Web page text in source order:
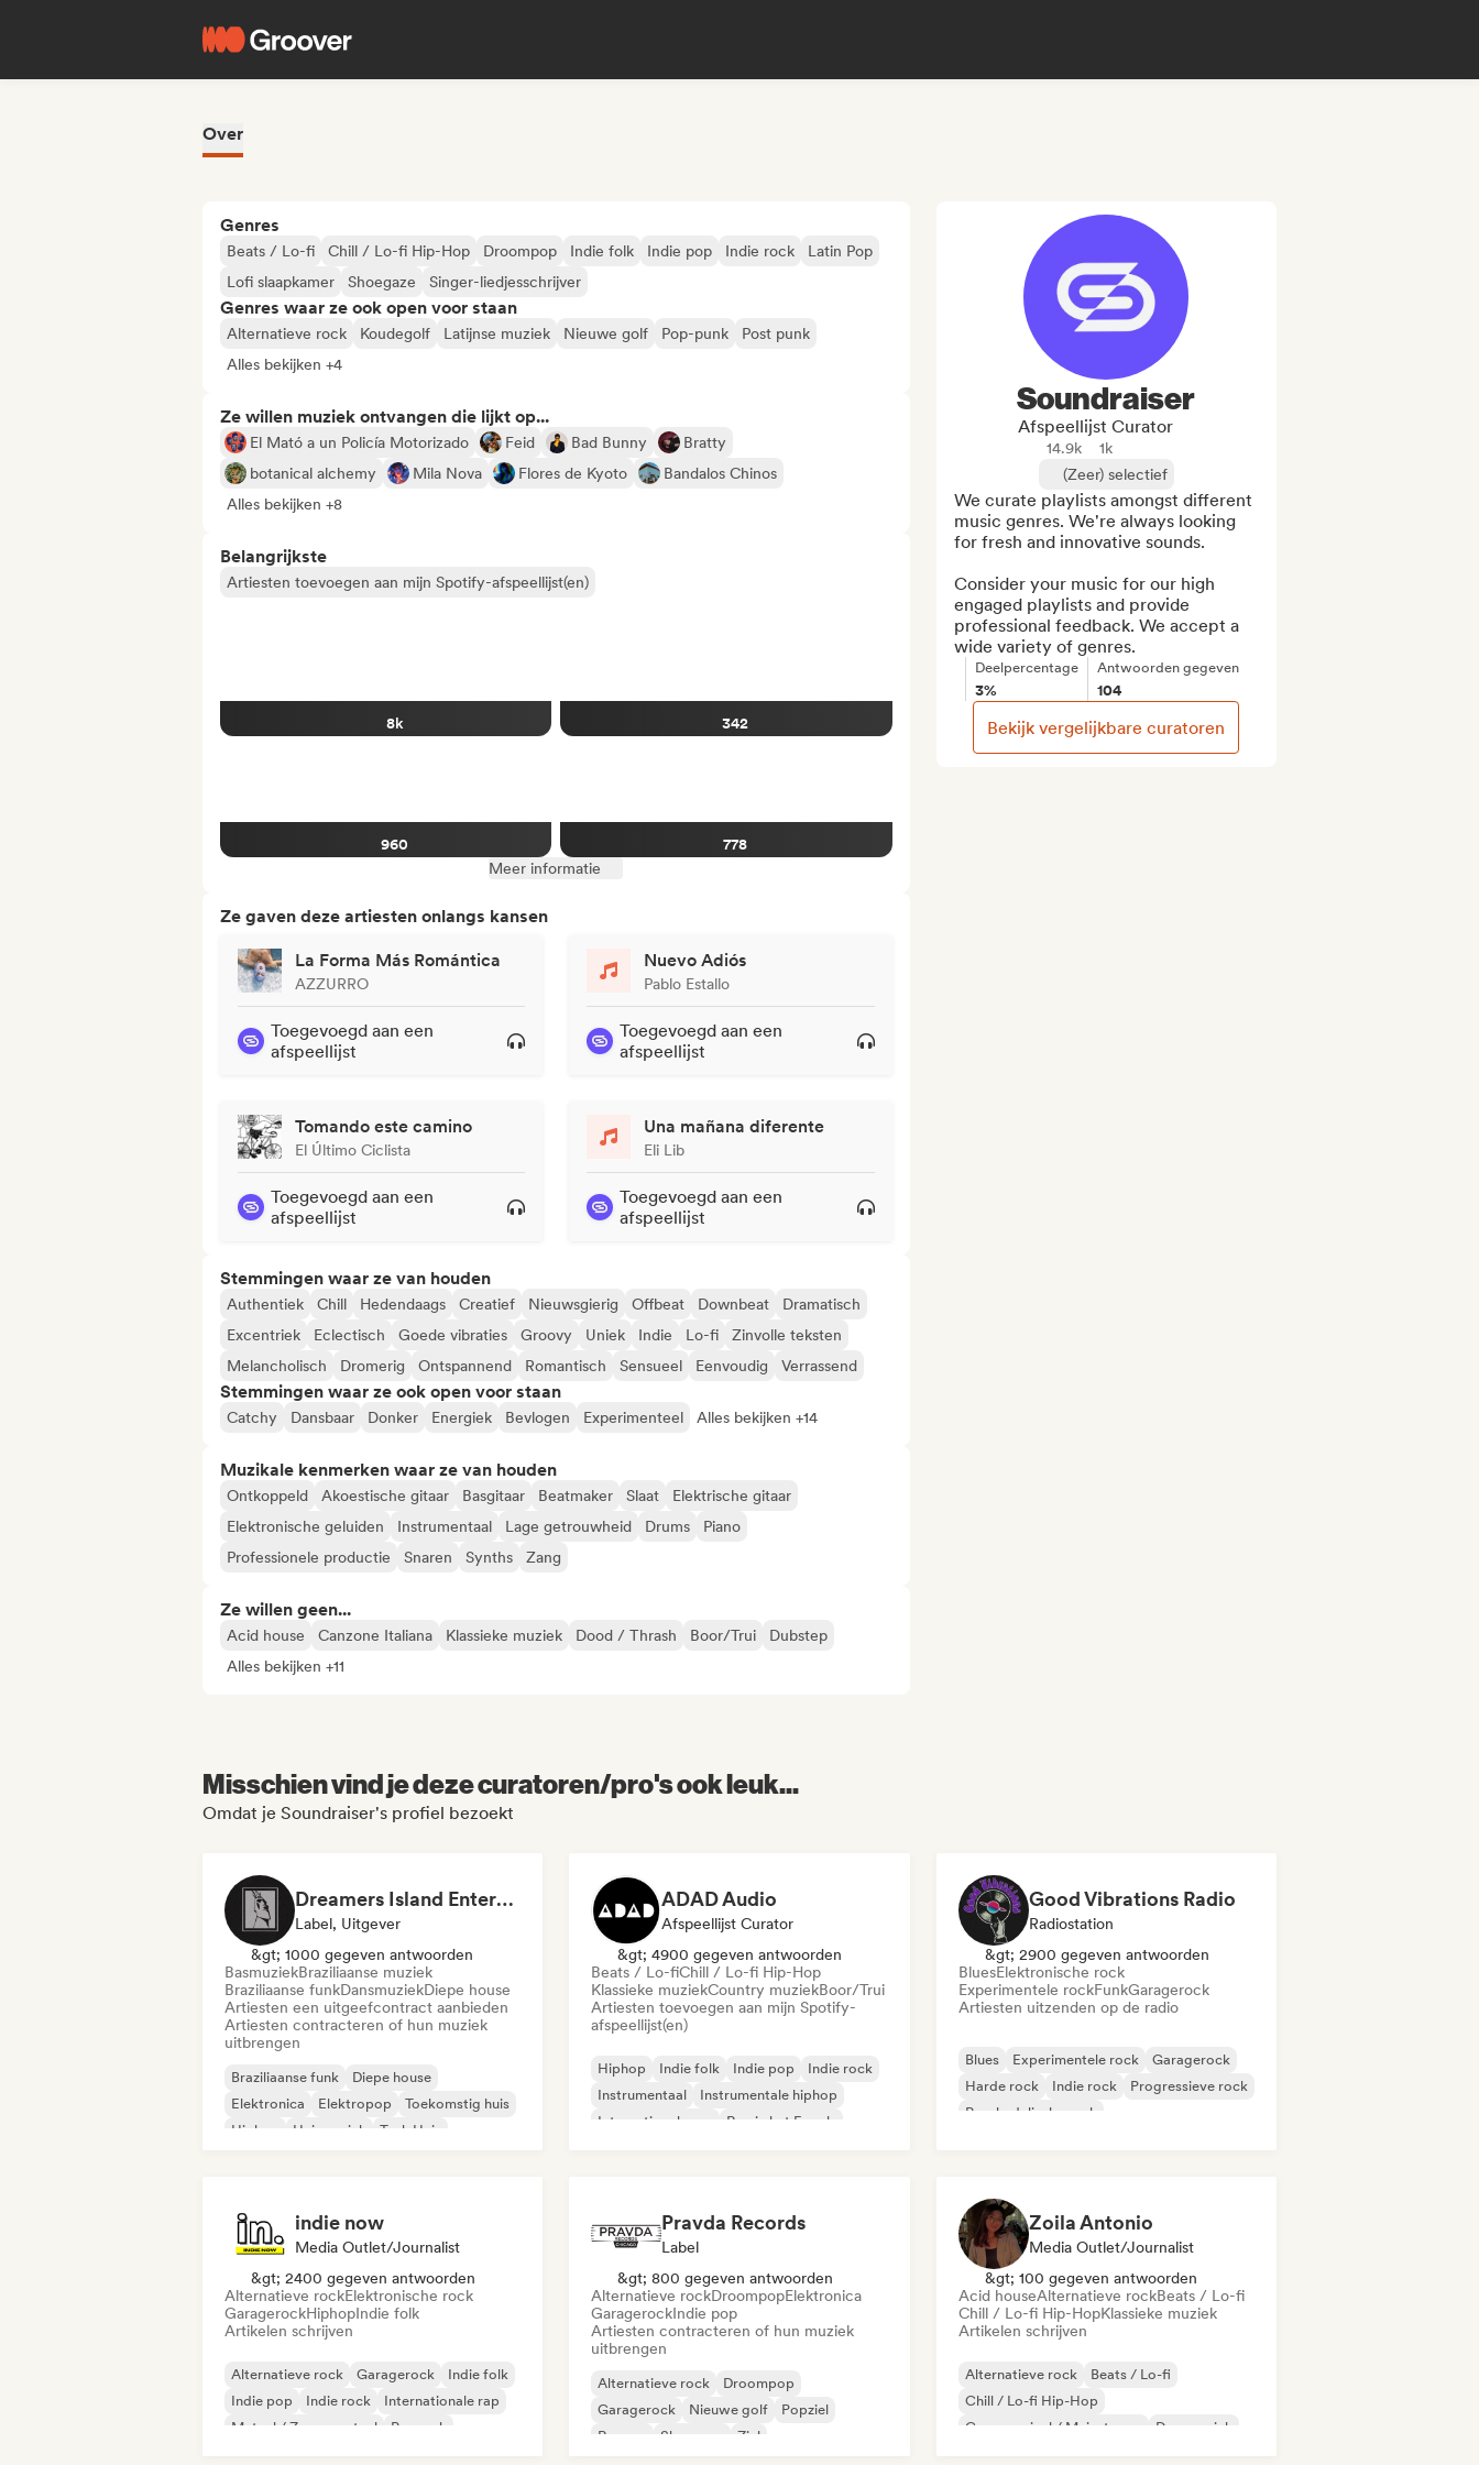
Over
Genres
Beats / Lo-fi Chill / Lo-fi Hip-Hop Droompop Indie folk Indie pop Indie rock
Latin Pop
Lofi slaapkamer
Shoegaze Singer-liedjesschrijver
Genres waar ze ook open voor staan
Alternatieve rock Koudegolf Latijnse muziek Nieuwe golf Pop-punk
Post punk
Alles bekijken +4
Ze willen muziek ontvangen die lijkt op...
El Mató a un Policía Motorizado Feid Bad Bunny
Bratty
botanical alchemy
Mila Nova Flores de Kyoto
Bandalos Chinos
Alles bekijken +8
Belangrijkste
Artiesten toevoegen aan mijn Spotify-afspeellijst(en)
8k 342
960
778
Meer informatie
Ze gaven deze artiesten onlangs kansen
La Forma Más Romántica
AZZURRO
Toegevoegd aan een
afspeellijst
Nuevo Adiós
Pablo Estallo
Toegevoegd aan een
afspeellijst
Tomando este camino
El Último Ciclista
Toegevoegd aan een
afspeellijst
Una mañana diferente
Eli Lib
Toegevoegd aan een
afspeellijst
Stemmingen waar ze van houden
Authentiek Chill Hedendaags Creatief Nieuwsgierig Offbeat Downbeat
Dramatisch
Excentriek
Eclectisch Goede vibraties Groovy Uniek Indie Lo-fi
Zinvolle teksten
Melancholisch
Dromerig Ontspannend Romantisch Sensueel Eenvoudig Verrassend
Stemmingen waar ze ook open voor staan
Catchy Dansbaar Donker Energiek Bevlogen Experimenteel Alles bekijken +14
Muzikale kenmerken waar ze van houden
Ontkoppeld Akoestische gitaar Basgitaar Beatmaker Slaat
Elektrische gitaar
Elektronische geluiden
Instrumentaal Lage getrouwheid Drums
Piano
Professionele productie
Snaren Synths Zang
Ze willen geen...
Acid house Canzone Italiana Klassieke muziek Dood / Thrash Boor/Trui
Dubstep
Alles bekijken +11
Soundraiser
Afspeellijst Curator
14.9k
1k
(Zeer) selectief
We curate playlists amongst different
music genres. We're always looking
for fresh and innovative sounds.
Consider your music for our high
engaged playlists and provide
professional feedback. We accept a
wide variety of genres.
Deelpercentage
3%
Antwoorden gegeven
104
Bekijk vergelijkbare curatoren
Misschien vind je deze curatoren/pro's ook leuk...
Omdat je Soundraiser's profiel bezoekt
Dreamers Island Entertainment
Label, Uitgever
&gt; 1000 gegeven antwoorden
BasmuziekBraziliaanse muziek
Braziliaanse funkDansmuziekDiepe house
Artiesten een uitgeefcontract aanbieden
Artiesten contracteren of hun muziek
uitbrengen
Braziliaanse funk
Diepe house
Elektronica
Elektropop
Toekomstig huis
Hiphop
Huismuziek Tech Huis
ADAD Audio
Afspeellijst Curator
&gt; 4900 gegeven antwoorden
Beats / Lo-fiChill / Lo-fi Hip-Hop
Klassieke muziekCountry muziekBoor/Trui
Artiesten toevoegen aan mijn Spotify-
afspeellijst(en)
Hiphop Indie folk Indie pop
Indie rock
Instrumentaal
Instrumentale hiphop
Internationale rap
Rap in het Engels
Good Vibrations Radio
Radiostation
&gt; 2900 gegeven antwoorden
BluesElektronische rock
Experimentele rockFunkGaragerock
Artiesten uitzenden op de radio
Blues Experimentele rock
Garagerock
Harde rock
Indie rock
Progressieve rock
Psychedelische rock
indie now
Media Outlet/Journalist
&gt; 2400 gegeven antwoorden
Alternatieve rockElektronische rock
GaragerockHiphopIndie folk
Artikelen schrijven
Alternatieve rock Garagerock
Indie folk
Indie pop
Indie rock
Internationale rap
Metaal / Zwaar metaal
Poprock
Pravda Records
Label
&gt; 800 gegeven antwoorden
Alternatieve rockDroompopElektronica
GaragerockIndie pop
Artiesten contracteren of hun muziek
uitbrengen
Alternatieve rock
Droompop
Garagerock
Nieuwe golf
Popziel
Reggae
Shoegaze Ziel
Zoila Antonio
Media Outlet/Journalist
&gt; 100 gegeven antwoorden
Acid houseAlternatieve rockBeats / Lo-fi
Chill / Lo-fi Hip-HopKlassieke muziek
Artikelen schrijven
Alternatieve rock
Beats / Lo-fi
Chill / Lo-fi Hip-Hop
Commercieel / Mainstream
Dansmuziek